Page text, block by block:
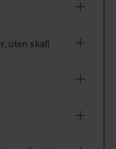
uten skall